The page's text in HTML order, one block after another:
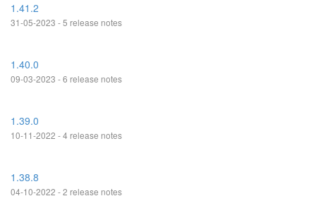
1.41.2
31-05-2023 - 5 release notes
1.40.0
09-03-2023 - 6 release notes
1.39.0
10-11-2022 - 4 release notes
1.38.8
04-10-2022 - 2 release notes